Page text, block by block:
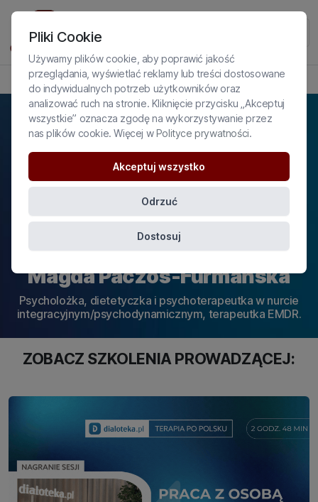
PROFIL EKSPERTKI
Magda Paczos-Furmańska
Psycholożka, dietetyczka i psychoterapeutka w nurcie
integracyjnym/psychodynamicznym, terapeutka EMDR.
ZOBACZ SZKOLENIA PROWADZĄCEJ:
Pliki Cookie
Używamy plików cookie, aby poprawić jakość
przeglądania, wyświetlać reklamy lub treści dostosowane
do indywidualnych potrzeb użytkowników oraz
analizować ruch na stronie. Kliknięcie przycisku „Akceptuj
wszystkie” oznacza zgodę na wykorzystywanie przez
nas plików cookie. Więcej wPolityce prywatności.
Akceptuj wszystko
Odrzuć
Dostosuj